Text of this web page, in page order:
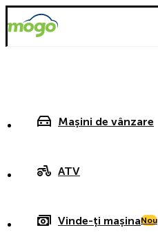
Mașini de vânzare
ATV
Vinde-ți mașinaNou